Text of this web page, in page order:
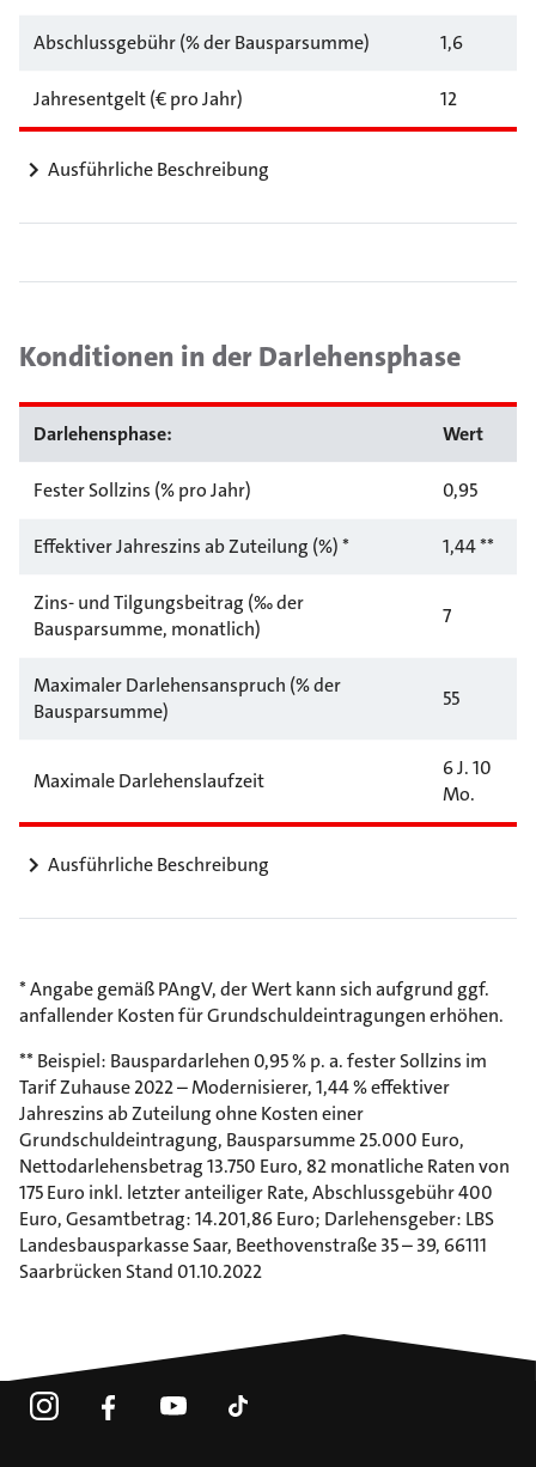
Abschlussgebühr (% der Bausparsumme) 1,6
Jahresentgelt (€ pro Jahr) 12
Ausführliche Beschreibung
Konditionen in der Darlehensphase
Darlehensphase: Wert
Fester Sollzins (% pro Jahr) 0,95
Effektiver Jahreszins ab Zuteilung (%) * 1,44 **
Zins- und Tilgungsbeitrag (‰ der
Bausparsumme, monatlich)
7
Maximaler Darlehensanspruch (% der
Bausparsumme)
55
Maximale Darlehenslaufzeit
6 J. 10
Mo.
Ausführliche Beschreibung
* Angabe gemäß PAngV, der Wert kann sich aufgrund ggf.
anfallender Kosten für Grundschuldeintragungen erhöhen.
** Beispiel: Bauspardarlehen 0,95 % p. a. fester Sollzins im
Tarif Zuhause 2022 – Modernisierer, 1,44 % effektiver
Jahreszins ab Zuteilung ohne Kosten einer
Grundschuldeintragung, Bausparsumme 25.000 Euro,
Nettodarlehensbetrag 13.750 Euro, 82 monatliche Raten von
175 Euro inkl. letzter anteiliger Rate, Abschlussgebühr 400
Euro, Gesamtbetrag: 14.201,86 Euro; Darlehensgeber: LBS
Landesbausparkasse Saar, Beethovenstraße 35 – 39, 66111
Saarbrücken Stand 01.10.2022